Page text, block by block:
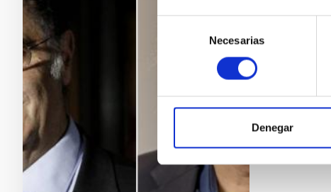
consentimiento
Necesarias
Denegar
Two
On 9
scientists
students
April, the